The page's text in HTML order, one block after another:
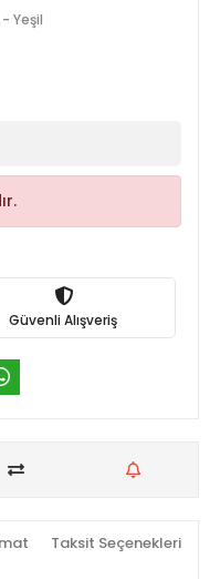
- Yeşil
Güvenli Alışveriş
Taksit Seçenekleri